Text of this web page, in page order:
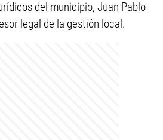
del municipio, Juan Pablo
legal de la gestión local.